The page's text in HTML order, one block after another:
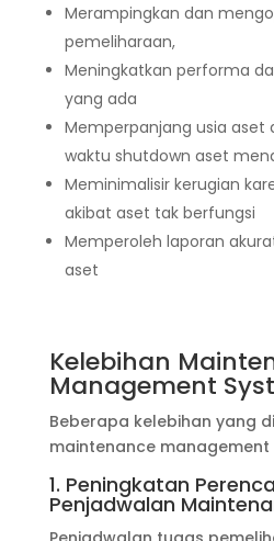
Merampingkan dan
pemeliharaan,
Meningkatkan performa
yang ada
Memperpanjang usia aset
waktu shutdown aset
Meminimalisir kerugian
akibat aset tak berfungsi
Memperoleh laporan
aset
Kelebihan
Management
Beberapa kelebihan yang
maintenance
1. Peningkatan
Penjadwalan